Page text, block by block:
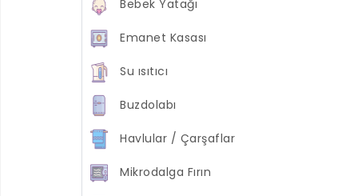
Bebek Yatağı
Emanet Kasası
Su ısıtıcı
Buzdolabı
Havlular / Çarşaflar
Mikrodalga Fırın